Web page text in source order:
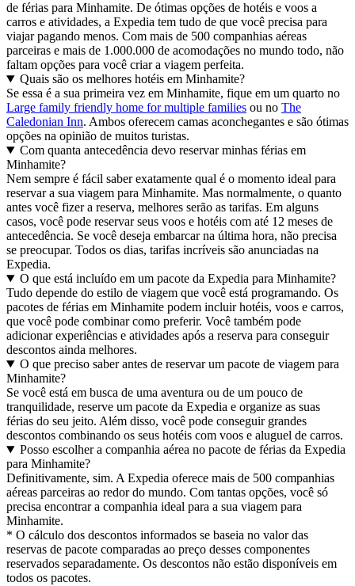
de férias para Minhamite. De ótimas opções de hotéis e voos a
carros e atividades, a Expedia tem tudo de que você precisa para
viajar pagando menos. Com mais de 500 companhias aéreas
parceiras e mais de 1.000.000 de acomodações no mundo todo, não
faltam opções para você criar a viagem perfeita.
Quais são os melhores hotéis em Minhamite?
Se essa é a sua primeira vez em Minhamite, fique em um quarto no
Large family friendly home for multiple families ou no The
Caledonian Inn. Ambos oferecem camas aconchegantes e são ótimas
opções na opinião de muitos turistas.
Com quanta antecedência devo reservar minhas férias em
Minhamite?
Nem sempre é fácil saber exatamente qual é o momento ideal para
reservar a sua viagem para Minhamite. Mas normalmente, o quanto
antes você fizer a reserva, melhores serão as tarifas. Em alguns
casos, você pode reservar seus voos e hotéis com até 12 meses de
antecedência. Se você deseja embarcar na última hora, não precisa
se preocupar. Todos os dias, tarifas incríveis são anunciadas na
Expedia.
O que está incluído em um pacote da Expedia para Minhamite?
Tudo depende do estilo de viagem que você está programando. Os
pacotes de férias em Minhamite podem incluir hotéis, voos e carros,
que você pode combinar como preferir. Você também pode
adicionar experiências e atividades após a reserva para conseguir
descontos ainda melhores.
O que preciso saber antes de reservar um pacote de viagem para
Minhamite?
Se você está em busca de uma aventura ou de um pouco de
tranquilidade, reserve um pacote da Expedia e organize as suas
férias do seu jeito. Além disso, você pode conseguir grandes
descontos combinando os seus hotéis com voos e aluguel de carros.
Posso escolher a companhia aérea no pacote de férias da Expedia
para Minhamite?
Definitivamente, sim. A Expedia oferece mais de 500 companhias
aéreas parceiras ao redor do mundo. Com tantas opções, você só
precisa encontrar a companhia ideal para a sua viagem para
Minhamite.
* O cálculo dos descontos informados se baseia no valor das
reservas de pacote comparadas ao preço desses componentes
reservados separadamente. Os descontos não estão disponíveis em
todos os pacotes.